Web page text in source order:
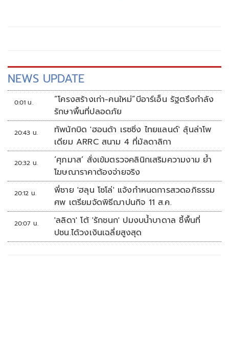
NEWS UPDATE
0:01 น.
“โครงสร้างเก่า-คนใหม่”บีอาร์เอ็น รัฐตรึงกำลัง
รักษาพื้นที่ปลอดภัย
20:43 น.
ทัพนักบิด 'ฮอนด้า เรซซิ่ง ไทยแลนด์' ลุ้นล่าโพ
เดียม ARRC สนาม 4 ที่มัลดาลิกา
20:32 น.
‘ศุภมาส’ สั่งเข้มตรวจคลินิกเสริมความงาม ย้ำ
โฆษณาราคาต้องจ่ายจริง
20:12 น.
พี่ชาย 'ฮลุน โซโล่' แจ้งกำหนดการสวดอภิธรรม
ศพ เตรียมจัดพิธีฌาปนกิจ 11 ส.ค.
20:07 น.
'ลลิดา' โต้ 'รักชนก' ปมงบน้ำบาดาล ชี้พื้นที่
ปชน.ได้วงเงินเฉลี่ยสูงสุด